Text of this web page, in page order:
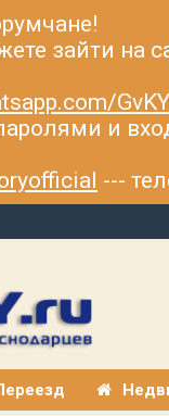
зайти на
и
---